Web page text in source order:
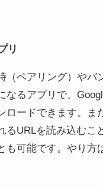
リ
（ペアリング）やバ
なるアプリで、
ロードできます。ま
るURLを読み込むこ
も可能です。やり方